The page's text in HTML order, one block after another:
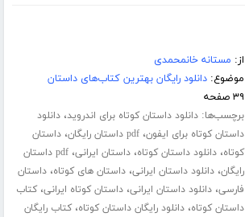
از: مستانه خانمحمدی
موضوع:دانلود رایگان بهترین کتاب‌های داستان
۳۹ صفحه
برچسب‌ها:دانلود داستان کوتاه برای اندروید،دانلود
داستان کوتاه برای ایفون،pdf داستان رایگان ،داستان
کوتاه،دانلود داستان کوتاه،داستان ایرانی،
pdf داستان
رایگان،دانلود داستان ایرانی،داستان های کوتاه،داستان
فارسی،دانلود داستان ایرانی،داستان کوتاه ایرانی،کتاب
داستان کوتاه،دانلود رایگان داستان کوتاه،کتاب رایگان